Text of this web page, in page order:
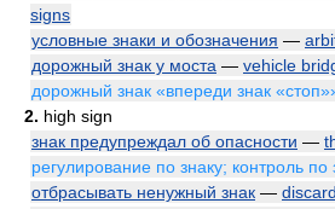
signs
условные знаки и обозначения —
дорожный знак у моста — vehicle
дорожный знак «впереди знак
2. high sign
знак предупреждал об опасности —
регулирование по знаку; контроль по
отбрасывать ненужный знак —